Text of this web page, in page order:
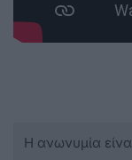
Η ανωνυμία